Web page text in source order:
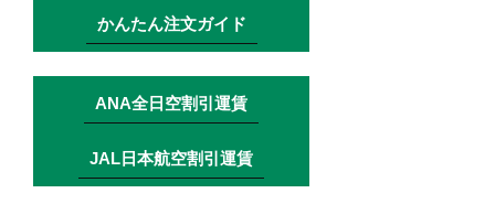
かんたん注文ガイド
ANA全日空割引運賃
JAL日本航空割引運賃